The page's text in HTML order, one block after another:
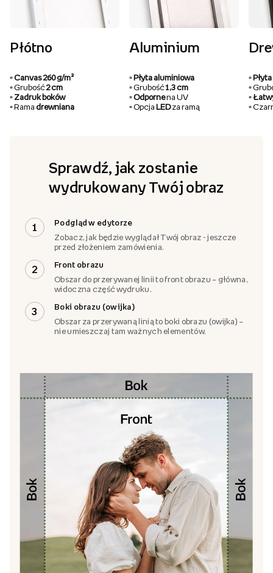
Płótno
▫️ Canvas 260 g/m²
▫️ Grubość 2 cm
▫️ Zadruk boków
▫️ Rama drewniana
Aluminium
▫️ Płyta aluminiowa
▫️ Grubość1,3 cm
▫️ Odpornena UV
▫️ Opcja LEDza ramą
▫️
▫️
▫️
▫️
Sprawdź, jak zostanie
wydrukowany Twój obraz
1
Podgląd w edytorze
Zobacz, jak będzie wyglądał Twój obraz - jeszcze
przed złożeniem zamówienia.
2
Front obrazu
Obszar do przerywanej linii to front obrazu – główna,
widoczna część wydruku.
3
Boki obrazu (owijka)
Obszar za przerywaną linią to boki obrazu (owijka) –
nie umieszczaj tam ważnych elementów.